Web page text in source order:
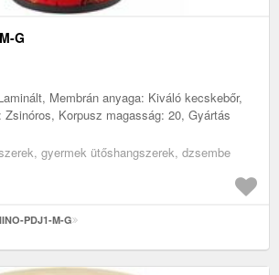
G
Membrán anyaga: Kiváló kecskebőr,
Zsinóros, Korpusz magasság: 20, Gyártás
gyermek ütőshangszerek, dzsembe
PDJ1-M-G